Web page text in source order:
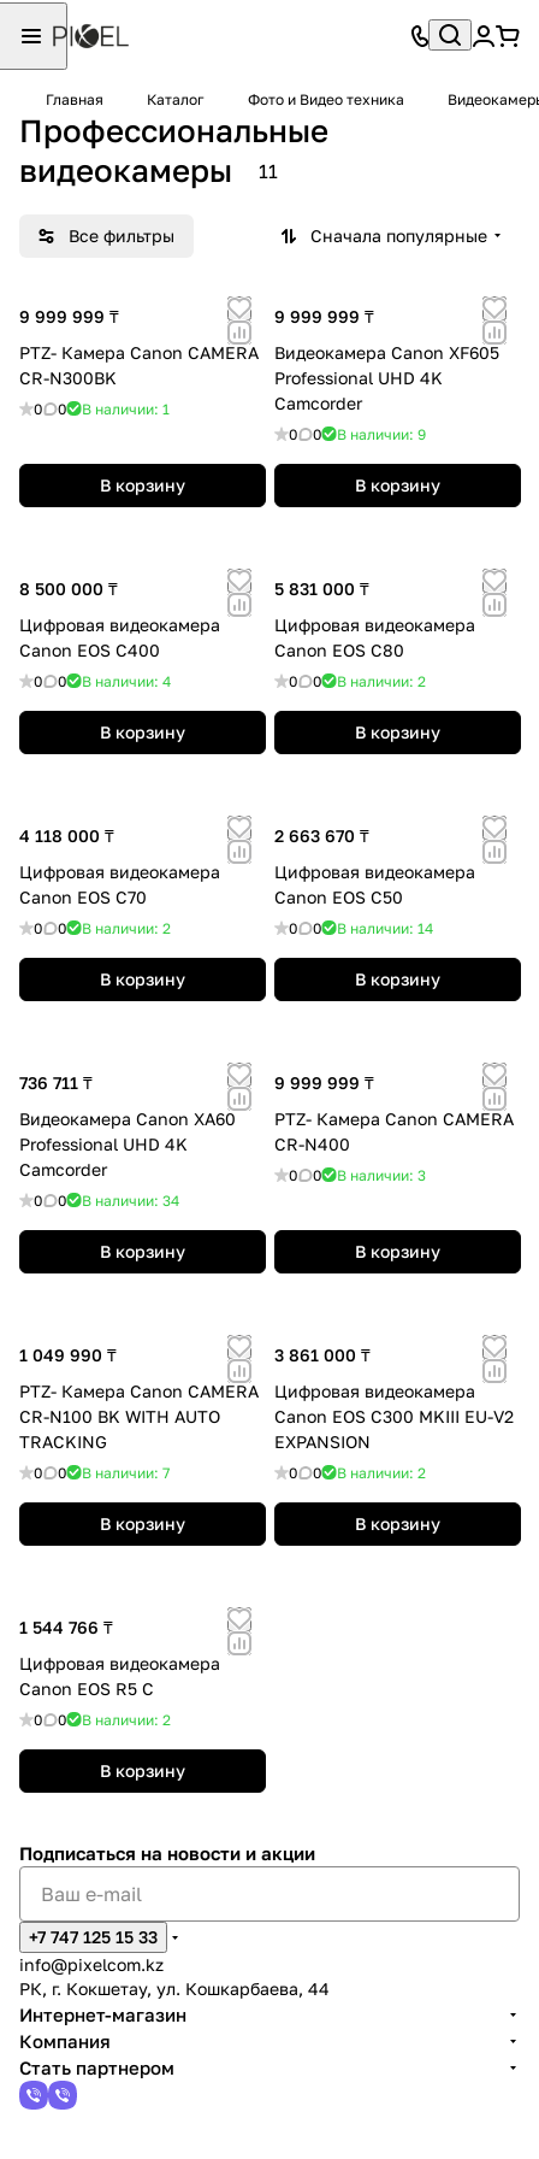
Главная Каталог Фото и Видео техника
Профессиональные
видеокамеры
11
Все фильтры Сначала популярные
9 999 999 ₸
PTZ- Камера Canon CAMERA
CR-N300BK
0 0 В наличии: 1
В корзину
9 999 999 ₸
Видеокамера Canon XF605
Professional UHD 4K
Camcorder
0 0 В наличии: 9
В корзину
8 500 000 ₸
Цифровая видеокамера
Canon EOS C400
0 0 В наличии: 4
В корзину
5 831 000 ₸
Цифровая видеокамера
Canon EOS C80
0 0 В наличии: 2
В корзину
4 118 000 ₸
Цифровая видеокамера
Canon EOS C70
0 0 В наличии: 2
В корзину
2 663 670 ₸
Цифровая видеокамера
Canon EOS C50
0 0 В наличии: 14
В корзину
736 711 ₸
Видеокамера Canon XA60
Professional UHD 4K
Camcorder
0 0 В наличии: 34
В корзину
9 999 999 ₸
PTZ- Камера Canon CAMERA
CR-N400
0 0 В наличии: 3
В корзину
1 049 990 ₸
PTZ- Камера Canon CAMERA
CR-N100 BK WITH AUTO
TRACKING
0 0 В наличии: 7
В корзину
3 861 000 ₸
Цифровая видеокамера
Canon EOS C300 MKIII EU-V2
EXPANSION
0 0 В наличии: 2
В корзину
1 544 766 ₸
Цифровая видеокамера
Canon EOS R5 C
0 0 В наличии: 2
В корзину
Подписаться на новости и акции
+7 747 125 15 33
info@pixelcom.kz
РК, г. Кокшетау, ул. Кошкарбаева, 44
Интернет-магазин
Компания
Стать партнером